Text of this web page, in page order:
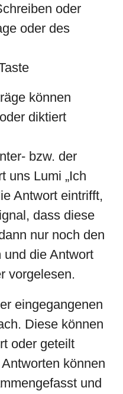
oder
oder des
können
diktiert
bzw. der
uns Lumi „Ich
Antwort eintrifft,
dass diese
nur noch den
und die Antwort
vorgelesen.
eingegangenen
Diese können
oder geteilt
können
und